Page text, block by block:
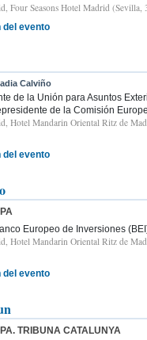
Four Seasons Hotel Madrid (Sevilla,
del evento
Calviño
de la Unión para Asuntos
de la Comisión
Hotel Mandarin Oriental Ritz de
del evento
Europeo de Inversiones
Hotel Mandarin Oriental Ritz de
del evento
TRIBUNA CATALUNYA